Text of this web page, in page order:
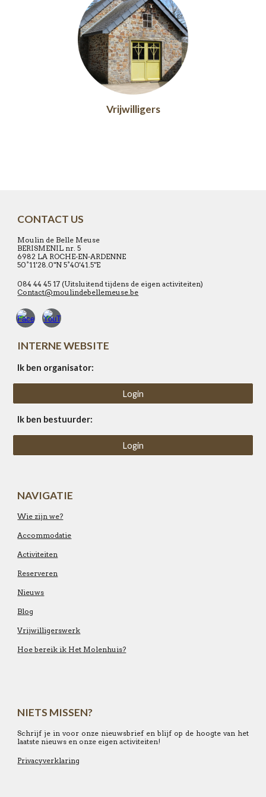
Vrijwilligers
CONTACT US
Moulin de Belle Meuse
BERISMENIL nr. 5
6982 LA ROCHE-EN-ARDENNE
50°11'28.0"N 5°40'41.5"E
084 44 45 17 (Uitsluitend tijdens de eigen activiteiten)
Contact@moulindebellemeuse.be
INTERNE WEBSITE
Ik ben organisator:
Login
Ik ben bestuurder:
Login
NAVIGATIE
Wie zijn we?
Accommodatie
Activiteiten
Reserveren
Nieuws
Blog
Vrijwilligerswerk
Hoe bereik ik Het Molenhuis?
NIETS MISSEN?
Schrijf je in voor onze nieuwsbrief en blijf op de hoogte van het
laatste nieuws en onze eigen activiteiten!
Privacyverklaring